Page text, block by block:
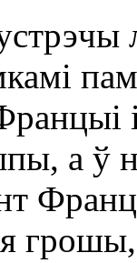
а ў